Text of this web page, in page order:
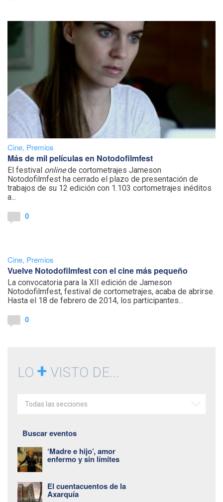
Cine, Premios
Más de mil películas en Notodofilmfest
El festival onlinede cortometrajes Jameson
Notodofilmfest ha cerrado el plazo de presentación de
trabajos de su 12 edición con 1.103 cortometrajes inéditos
a...
0
Cine, Premios
Vuelve Notodofilmfest con el cine más pequeño
La convocatoria para la XII edición de Jameson
Notodofilmfest, festival de cortometrajes, acaba de abrirse.
Hasta el 18 de febrero de 2014, los participantes...
0
LO + VISTO DE...
Todas las secciones
Buscar eventos
‘Madre e hijo’, amor
enfermo y sin límites
El cuentacuentos de la
Axarquía